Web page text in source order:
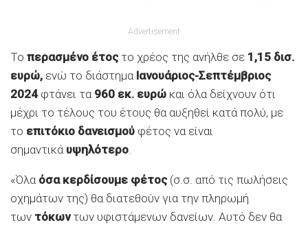
Advertisement
Το περασμένο έτοςτο χρέος της ανήλθε σε 1,15 δισ.
ευρώ, ενώ το διάστημα Ιανουάριος-Σεπτέμβριος
2024φτάνει τα 960 εκ. ευρώ και όλα δείχνουν ότι
μέχρι το τέλους του έτους θα αυξηθεί κατά πολύ, με
το επιτόκιο δανεισμού φέτος να είναι
σημαντικά υψηλότερο
«Όλα όσα κερδίσουμε φέτος(σ.σ. από τις πωλήσεις
οχημάτων της) θα διατεθούν για την πληρωμή
των τόκωντων υφιστάμενων δανείων. Αυτό δεν θα